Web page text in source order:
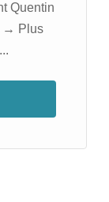
Quentin
→ Plus